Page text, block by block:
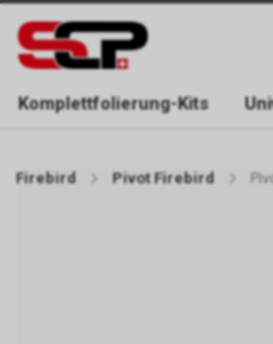
ERREICHBAR NUR WÄHREND DER
Komplettfolierung-Kits
Firebird Pivot Firebird